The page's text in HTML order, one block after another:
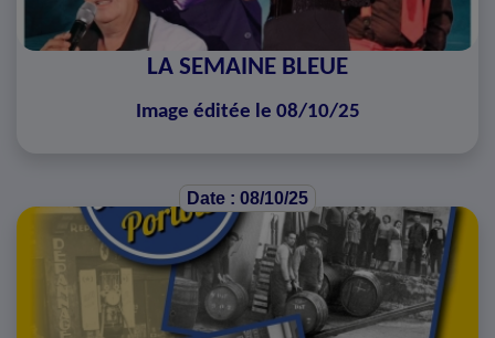
LA SEMAINE BLEUE
Image éditée le 08/10/25
Date : 08/10/25